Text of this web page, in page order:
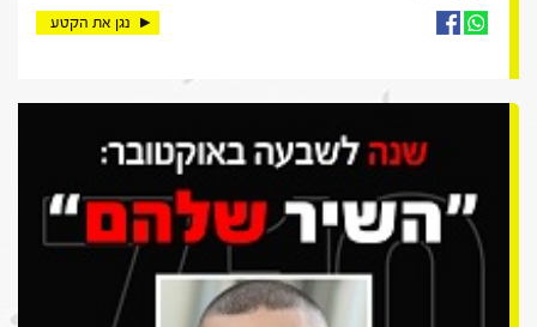
נגן את הקטע